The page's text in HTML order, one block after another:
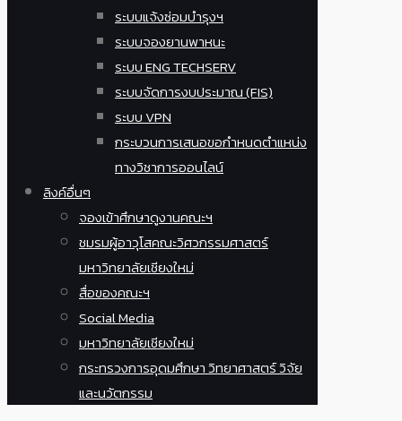
ระบบแจ้งซ่อมบำรุงฯ
ระบบจองยานพาหนะ
ระบบ ENG TECHSERV
ระบบจัดการงบประมาณ (FIS)
ระบบ VPN
กระบวนการเสนอขอกำหนดตำแหน่ง
ทางวิชาการออนไลน์
ลิงค์อื่นๆ
จองเข้าศึกษาดูงานคณะฯ
ชมรมผู้อาวุโสคณะวิศวกรรมศาสตร์
มหาวิทยาลัยเชียงใหม่
สื่อของคณะฯ
Social Media
มหาวิทยาลัยเชียงใหม่
กระทรวงการอุดมศึกษา วิทยาศาสตร์ วิจัย
และนวัตกรรม